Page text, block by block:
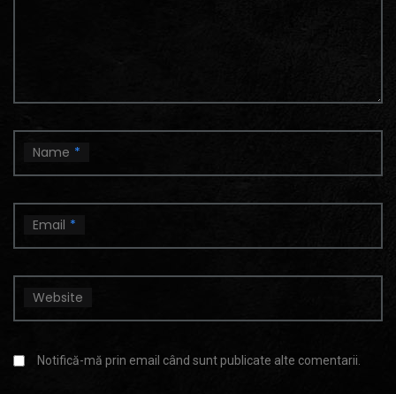
Name *
Email *
Website
Notifică-mă prin email când sunt publicate alte comentarii.